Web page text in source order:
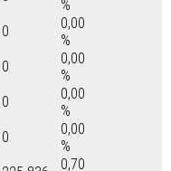
%
0
0,00
%
0
0,00
%
0
0,00
%
0
0,00
%
0,70